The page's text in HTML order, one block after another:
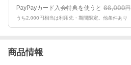
PayPayカード入会特典を使うと 66,000円
うち2,000円相当は利用先・期間限定。他条件あり
商品情報